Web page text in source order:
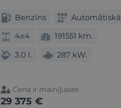
Benzīns
Automātiskā
4x4
191551 km.
3.0 l.
287 kW.
Cena ir mainījusies
29 375 €